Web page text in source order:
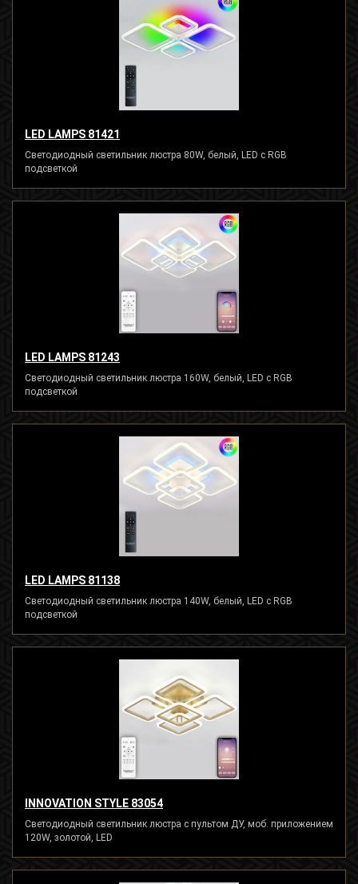
LED LAMPS 81421
Светодиодный светильник люстра 80W, белый, LED с RGB
подсветкой
LED LAMPS 81243
Светодиодный светильник люстра 160W, белый, LED с RGB
подсветкой
LED LAMPS 81138
Светодиодный светильник люстра 140W, белый, LED с RGB
подсветкой
INNOVATION STYLE 83054
Светодиодный светильник люстра с пультом ДУ, моб. приложением
120W, золотой, LED